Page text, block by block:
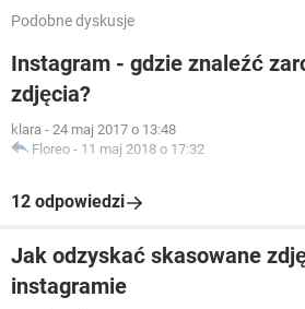
Podobne dyskusje
Instagram - gdzie znaleźć
zdjęcia?
klara - 24 maj 2017 o 13:48
Floreo - 11 maj 2018 o 17:32
12 odpowiedzi
Jak odzyskać skasowane
instagramie